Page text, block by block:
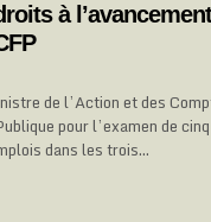
à
de l’Action et des
pour l’examen de
dans les trois…